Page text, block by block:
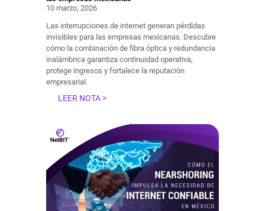
10 marzo, 2026
Las interrupciones de internet generan pérdidas
invisibles para las empresas mexicanas. Descubre
cómo la combinación de fibra óptica y redundancia
inalámbrica garantiza continuidad operativa,
protege ingresos y fortalece la reputación
empresarial.
LEER NOTA >